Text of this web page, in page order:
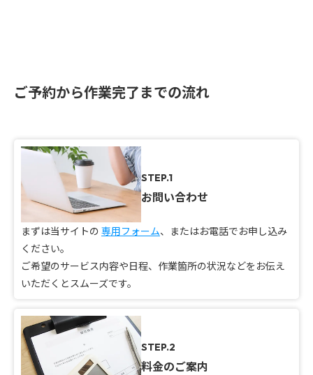
ご予約から作業完了までの流れ
STEP.1
お問い合わせ
まずは当サイトの 専用フォーム、またはお電話でお申し込み
ください。
ご希望のサービス内容や日程、作業箇所の状況などをお伝え
いただくとスムーズです。
STEP.2
料金のご案内